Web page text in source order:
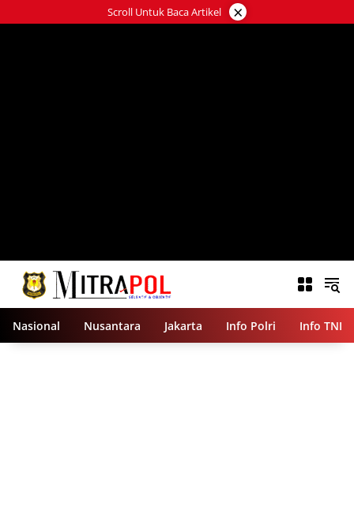
ke
Scroll Untuk Baca Artikel ×
Nasional Nusantara Jakarta Info Polri Info TNI